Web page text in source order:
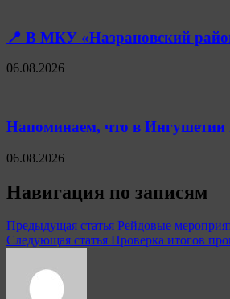
📍 В МКУ «Назрановский
06.08.2026
Напоминаем, что в Ингушетии
06.08.2026
Навигация по записям
Предыдущая статья Рейдовые
Следующая статья Проверка итогов